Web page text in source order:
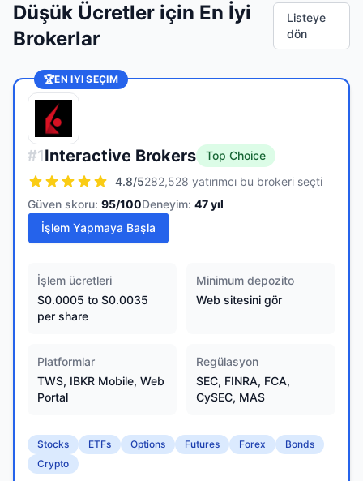
Düşük Ücretler için En İyi
Brokerlar
Listeye
dön
🏆EN IYI SEÇIM
#1Interactive Brokers
Top Choice
4.8/5282,528 yatırımcı bu brokeri seçti
Güven skoru: 95/100Deneyim: 47yıl
İşlem Yapmaya Başla
İşlem ücretleri
$0.0005 to $0.0035
per share
Minimum depozito
Web sitesini gör
Platformlar
TWS, IBKR Mobile, Web
Portal
Regülasyon
SEC, FINRA, FCA,
CySEC, MAS
Stocks ETFs Options Futures Forex
Bonds
Crypto